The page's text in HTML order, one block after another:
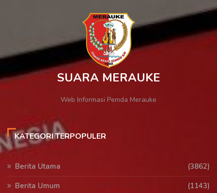
SUARA MERAUKE
Web Informasi Pemda Merauke
KATEGORI TERPOPULER
Berita Utama
(3862)
Berita Umum
(1143)